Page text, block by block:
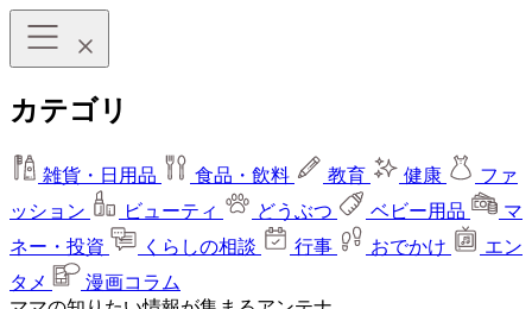
カテゴリ
雑貨・日用品 食品・飲料 教育 健康
ファ
ッション
ビューティ どうぶつ ベビー用品
マ
ネー・投資
くらしの相談 行事 おでかけ
エン
タメ
漫画コラム